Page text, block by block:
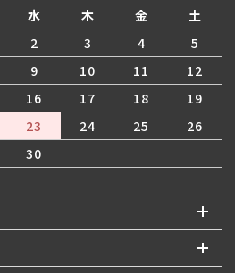
水 木 金
土
2 3 4
5
9 10 11
12
16 17 18
19
23 24 25
26
30